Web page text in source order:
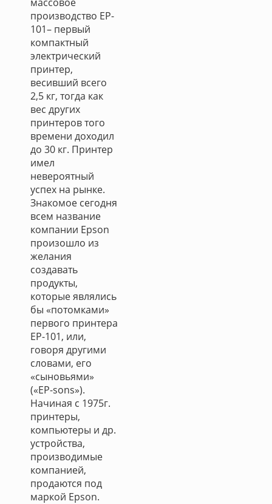
производство EP-
101– первый
компактный
электрический
принтер,
весивший всего
2,5 кг, тогда как
вес других
принтеров того
времени доходил
до 30 кг. Принтер
имел
невероятный
успех на рынке.
Знакомое сегодня
всем название
компании Epson
произошло из
желания
создавать
продукты,
которые являлись
бы «потомками»
первого принтера
ЕР-101, или,
говоря другими
словами, его
«сыновьями»
(«EP-sons»).
Начиная с 1975г.
принтеры,
компьютеры и др.
устройства,
производимые
компанией,
продаются под
маркой Epson.